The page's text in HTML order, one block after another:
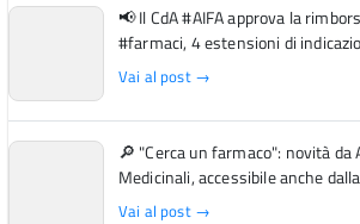
📢 Il CdA #AIFA approva la
#farmaci, 4 estensioni di
Vai al post →
🔎 "Cerca un farmaco": novità da
Medicinali, accessibile anche
Vai al post →